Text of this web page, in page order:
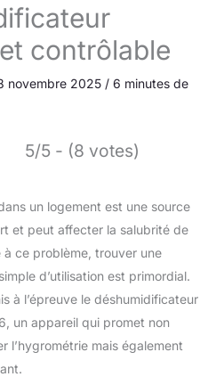
contrôlable
novembre 2025 / 6 minutes de
5/5 - (8 votes)
un logement est une source
et peut affecter la salubrité de
à ce problème, trouver une
d’utilisation est primordial.
à l’épreuve le déshumidificateur
un appareil qui promet non
l’hygrométrie mais également